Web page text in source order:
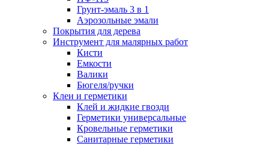
Грунт-эмаль 3 в 1
Аэрозольные эмали
Покрытия для дерева
Инструмент для малярных работ
Кисти
Емкости
Валики
Бюгеля/ручки
Клеи и герметики
Клей и жидкие гвозди
Герметики универсальные
Кровельные герметики
Санитарные герметики